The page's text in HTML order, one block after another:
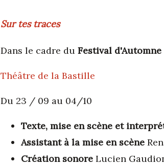
Sur tes traces
Dans le cadre du Festival d'Automne
Théâtre de la Bastille
Du 23 / 09 au 04/10
Texte, mise en scène et
Assistant à la mise en scène
Création sonore Lucien